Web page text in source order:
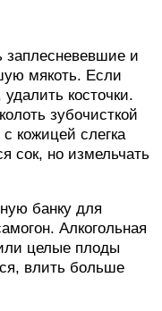
заплесневевшие и
мякоть. Если
косточки.
зубочисткой
кожицей слегка
сок, но измельчать
банку для
Алкогольная
целые плоды
влить больше